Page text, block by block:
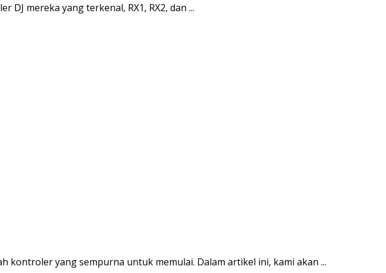
mereka yang terkenal, RX1, RX2, dan ...
kontroler yang sempurna untuk memulai. Dalam artikel ini, kami akan ...